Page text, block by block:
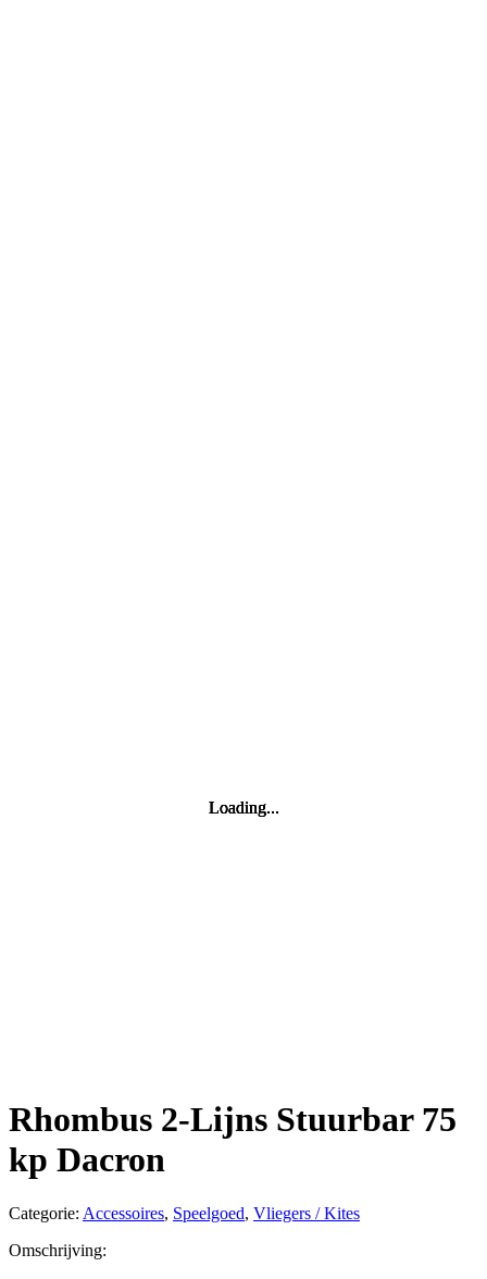
Loading...
Loading...
Loading...
Loading...
Rhombus 2-Lijns Stuurbar 75
kp Dacron
Categorie: Accessoires, Speelgoed, Vliegers / Kites
Omschrijving: